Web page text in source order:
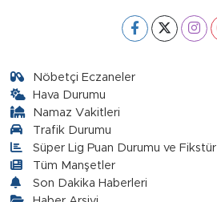
Nöbetçi Eczaneler
Hava Durumu
Namaz Vakitleri
Trafik Durumu
Süper Lig Puan Durumu ve Fikstür
Tüm Manşetler
Son Dakika Haberleri